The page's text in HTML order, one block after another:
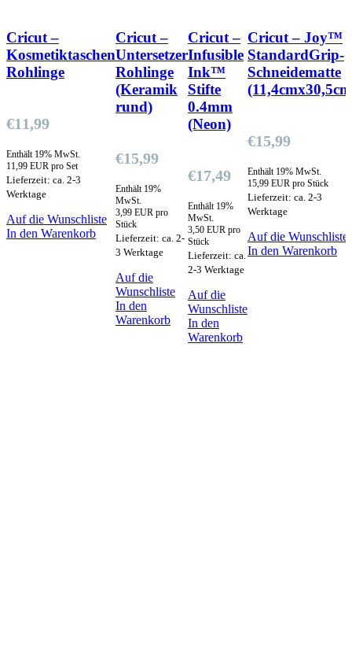
Cricut –
Kosmetiktaschen
Rohlinge
€11,99
Enthält 19% MwSt.
11,99 EUR pro Set
Lieferzeit: ca. 2-3
Werktage
Auf die Wunschliste
In den Warenkorb
Cricut –
Untersetzer
Rohlinge
(Keramik
rund)
€15,99
Enthält 19%
MwSt.
3,99 EUR pro
Stück
Lieferzeit: ca. 2-
3 Werktage
Auf die
Wunschliste
In den
Warenkorb
Cricut –
Infusible
Ink™
Stifte
0.4mm
(Neon)
€17,49
Enthält 19%
MwSt.
3,50 EUR pro
Stück
Lieferzeit: ca.
2-3 Werktage
Auf die
Wunschliste
In den
Warenkorb
Cricut – Joy™
StandardGrip-
Schneidematte
€15,99
Enthält 19% MwSt.
15,99 EUR pro Stück
Lieferzeit: ca. 2-3
Werktage
Auf die Wunschliste
In den Warenkorb